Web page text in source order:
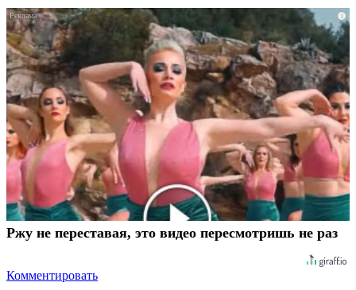
i
Ржу не переставая, это видео пересмотришь не раз
Комментировать